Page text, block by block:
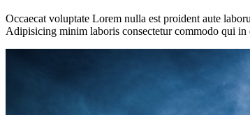
Occaecat voluptate Lorem nulla est proident aute
Adipisicing minim laboris consectetur commodo qui